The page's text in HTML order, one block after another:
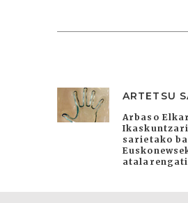
ARTETSU
Arbaso
sarietako